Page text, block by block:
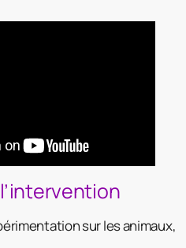
sur les animaux,